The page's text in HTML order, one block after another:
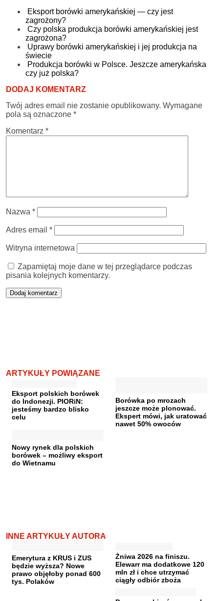
Eksport borówki amerykańskiej — czy jest
zagrożony?
Czy polska produkcja borówki amerykańskiej jest
zagrożona?
Uprawy borówki amerykańskiej i jej produkcja na
świecie
Produkcja borówki w Polsce. Jeszcze amerykańska
czy już polska?
DODAJ KOMENTARZ
Twój adres email nie zostanie opublikowany. Wymagane
pola są oznaczone *
Komentarz *
Nazwa *
Adres email *
Witryna internetowa
Zapamiętaj moje dane w tej przeglądarce podczas
pisania kolejnych komentarzy.
ARTYKUŁY POWIĄZANE
Eksport polskich borówek
do Indonezji. PIORiN:
jesteśmy bardzo blisko
celu
Borówka po mrozach
jeszcze może plonować.
Ekspert mówi, jak uratować
nawet 50% owoców
Nowy rynek dla polskich
borówek – możliwy eksport
do Wietnamu
INNE ARTYKUŁY AUTORA
Emerytura z KRUS i ZUS
będzie wyższa? Nowe
prawo objęłoby ponad 600
tys. Polaków
Żniwa 2026 na finiszu.
Elewarr ma dodatkowe 120
mln zł i chce utrzymać
ciągły odbiór zboża